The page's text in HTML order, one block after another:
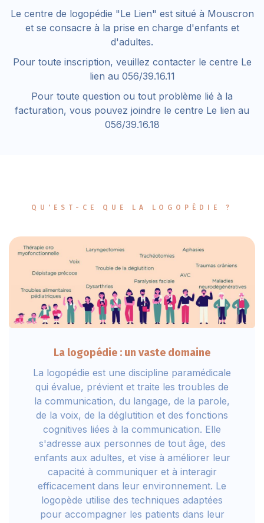
Le centre de logopédie "Le Lien" est situé à Mouscron
et se consacre à la prise en charge d'enfants et
d'adultes.
Pour toute inscription, veuillez contacter le centre Le
lien au 056/39.16.11
Pour toute question ou tout problème lié à la
facturation, vous pouvez joindre le centre Le lien au
056/39.16.18
QU'EST-CE QUE LA LOGOPÉDIE ?
La logopédie : un vaste domaine
La logopédie est une discipline paramédicale
qui évalue, prévient et traite les troubles de
la communication, du langage, de la parole,
de la voix, de la déglutition et des fonctions
cognitives liées à la communication. Elle
s'adresse aux personnes de tout âge, des
enfants aux adultes, et vise à améliorer leur
capacité à communiquer et à interagir
efficacement dans leur environnement. Le
logopède utilise des techniques adaptées
pour accompagner les patients dans leur